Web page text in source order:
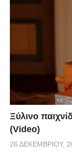
Ξύλινο
(Video)
26 ΔΕΚΕΜΒΡΊΟΥ,